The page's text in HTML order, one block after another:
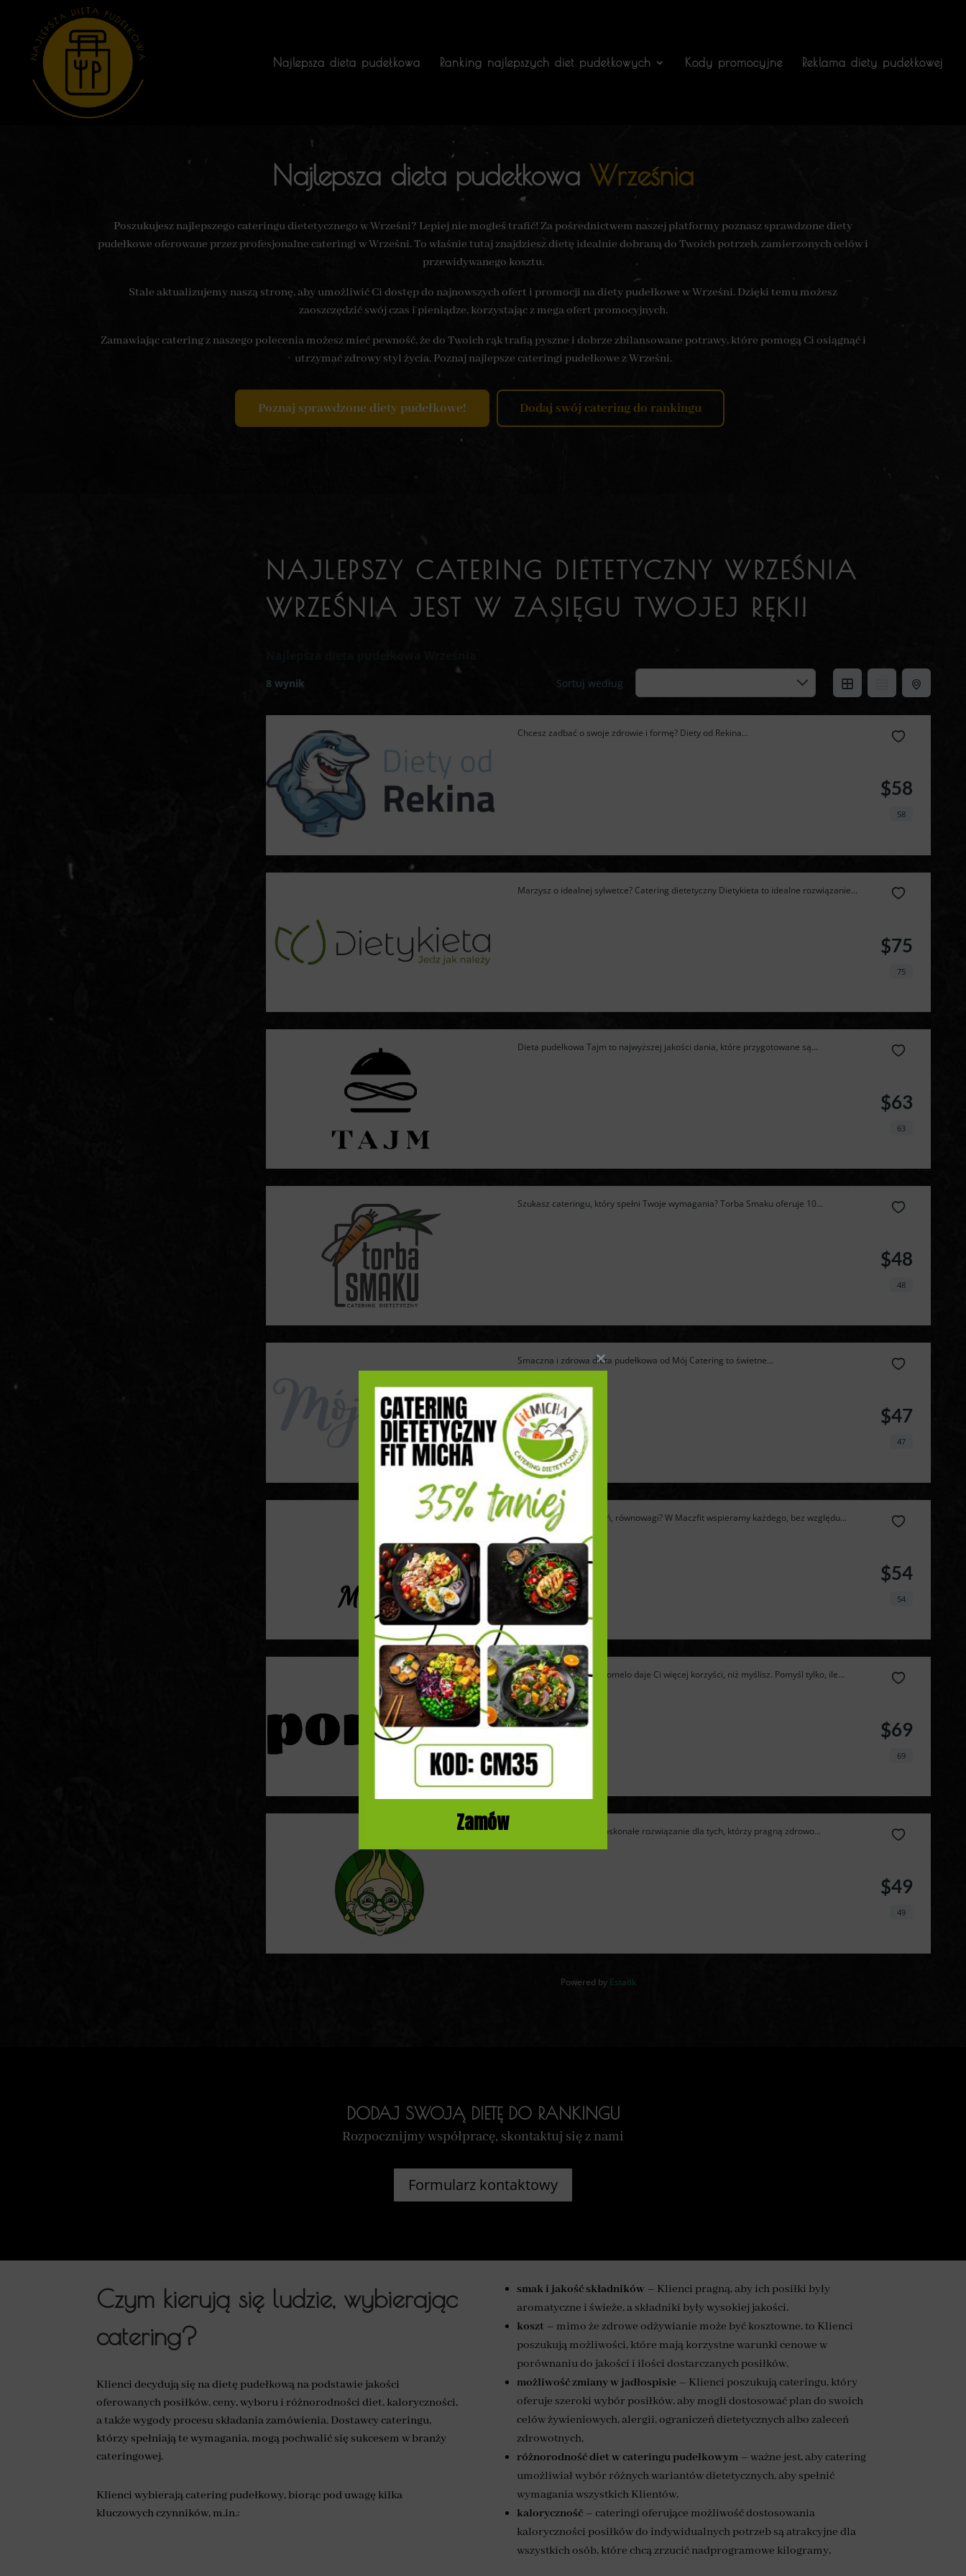
Najlepsza dieta pudełkowa Ranking najlepszych diet pudełkowych Kody promocyjne Reklama diety pudełkowej
Najlepsza dieta pudełkowa Września
Poszukujesz najlepszego cateringu dietetycznego w Wrześni? Lepiej nie mogłeś trafić! Za pośrednictwem naszej platformy poznasz sprawdzone diety
pudełkowe oferowane przez profesjonalne cateringi w Wrześni. To właśnie tutaj znajdziesz dietę idealnie dobraną do Twoich potrzeb, zamierzonych celów i
przewidywanego kosztu.
Stale aktualizujemy naszą stronę, aby umożliwić Ci dostęp do najnowszych ofert i promocji na diety pudełkowe w Wrześni. Dzięki temu możesz
zaoszczędzić swój czas i pieniądze, korzystając z mega ofert promocyjnych.
Zamawiając catering z naszego polecenia możesz mieć pewność, że do Twoich rąk trafią pyszne i dobrze zbilansowane potrawy, które pomogą Ci osiągnąć i
utrzymać zdrowy styl życia. Poznaj najlepsze cateringi pudełkowe z Wrześni.
Poznaj sprawdzone diety pudełkowe! Dodaj swój catering do rankingu
NAJLEPSZY CATERING DIETETYCZNY WRZEŚNIA
WRZEŚNIA JEST W ZASIĘGU TWOJEJ RĘKI!
8 wynik Sortuj według
Chcesz zadbać o swoje zdrowie i formę? Diety od Rekina...
$58
58
Marzysz o idealnej sylwetce? Catering dietetyczny Dietykieta to idealne rozwiązanie...
$75
75
Dieta pudełkowa Tajm to najwyższej jakości dania, które przygotowane są...
$63
63
Szukasz cateringu, który spełni Twoje wymagania? Torba Smaku oferuje 10...
$48
48
Smaczna i zdrowa dieta pudełkowa od Mój Catering to świetne...
$47
47
Głodni wyboru, wyzwań, równowagi? W Maczfit wspieramy każdego, bez względu...
$54
54
Catering dietetyczny Pomelo daje Ci więcej korzyści, niż myślisz. Pomyśl tylko, ile...
$69
69
Catering Cebulka to doskonałe rozwiązanie dla tych, którzy pragną zdrowo...
$49
49
Powered by Estatik
DODAJ SWOJĄ DIETĘ DO RANKINGU
Rozpocznijmy współpracę, skontaktuj się z nami
Formularz kontaktowy
Czym kierują się ludzie, wybierając
catering?
Klienci decydują się na dietę pudełkową na podstawie jakości
oferowanych posiłków, ceny, wyboru i różnorodności diet, kaloryczności,
a także wygody procesu składania zamówienia. Dostawcy cateringu,
którzy spełniają te wymagania, mogą pochwalić się sukcesem w branży
cateringowej.
Klienci wybierają catering pudełkowy, biorąc pod uwagę kilka
kluczowych czynników, m.in.:
smak i jakość składników – Klienci pragną, aby ich posiłki były
aromatyczne i świeże, a składniki były wysokiej jakości,
koszt– mimo że zdrowe odżywianie może być kosztowne, to Klienci
poszukują możliwości, które mają korzystne warunki cenowe w
porównaniu do jakości i ilości dostarczanych posiłków,
możliwość zmiany w jadłospisie– Klienci poszukują cateringu, który
oferuje szeroki wybór posiłków, aby mogli dostosować plan do swoich
celów żywieniowych, alergii, ograniczeń dietetycznych albo zaleceń
zdrowotnych,
różnorodność dietw cateringu pudełkowym– ważne jest, aby catering
umożliwiał wybór różnych wariantów dietetycznych, aby spełnić
wymagania wszystkich Klientów,
kaloryczność– cateringi oferujące możliwość dostosowania
kaloryczności posiłków do indywidualnych potrzeb są atrakcyjne dla
wszystkich osób, które chcą zrzucić nadprogramowe kilogramy,
dietę
Zamów